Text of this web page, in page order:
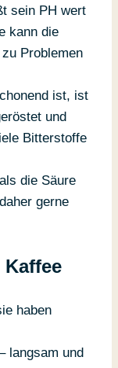
sein PH wert
kann die
Problemen
ist, ist
und
Bitterstoffe
die Säure
gerne
haben
langsam und